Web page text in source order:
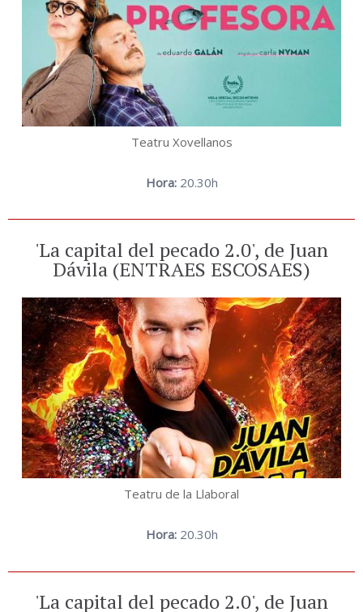
Teatru Xovellanos
Hora:20.30h
'La capital del pecado 2.0', de Juan
Dávila (ENTRAES ESCOSAES)
Teatru de la Llaboral
Hora:20.30h
'La capital del pecado 2.0', de Juan